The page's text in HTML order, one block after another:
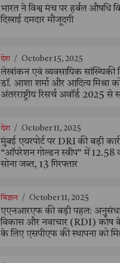
भारत ने विश्व मंच पर हर्बल औषधि
दिखाई दमदार मौजूदगी
देश / October 15, 2025
लेखांकन एवं व्यवसायिक सांख्यिकी
डॉ. आशा शर्मा और आदित्य मिश्रा
अंतरराष्ट्रीय रिसर्च अवॉर्ड 2025 से
देश / October 11, 2025
मुंबई एयरपोर्ट पर DRI की बड़ी
“ऑपरेशन गोल्डन स्वीप” में 12.58
सोना जब्त, 13 गिरफ्तार
विज्ञान / October 11, 2025
एएनआरएफ की बड़ी पहल:
विकास और नवाचार (RDI) कोष
के लिए एसपीएफ की स्थापना को